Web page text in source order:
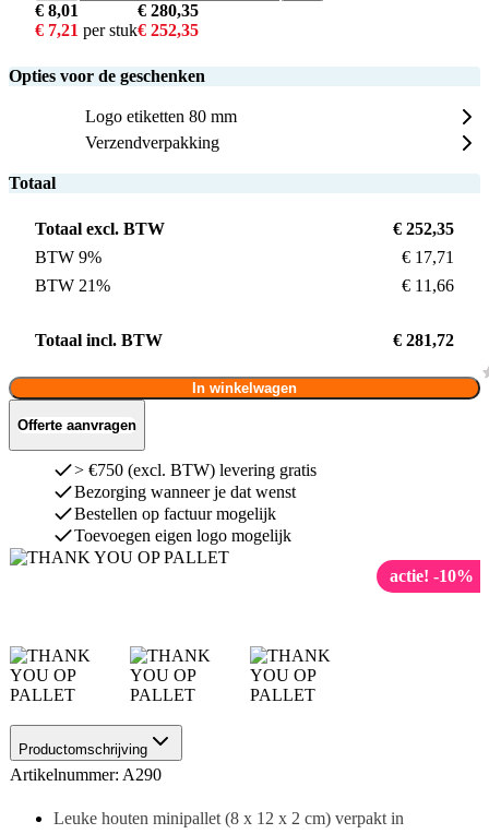
€ 8,01
€ 7,21 per stuk
€ 280,35
€ 252,35
Opties voor de geschenken
Logo etiketten 80 mm
Verzendverpakking
Totaal
Totaal excl. BTW
€ 252,35
BTW 9%
€ 17,71
BTW 21%
€ 11,66
Totaal incl. BTW € 281,72
In winkelwagen
Offerte aanvragen
> €750 (excl. BTW) levering gratis
Bezorging wanneer je dat wenst
Bestellen op factuur mogelijk
Toevoegen eigen logo mogelijk
actie! -10%
Productomschrijving
Artikelnummer: A290
Leuke houten minipallet (8 x 12 x 2 cm) verpakt in